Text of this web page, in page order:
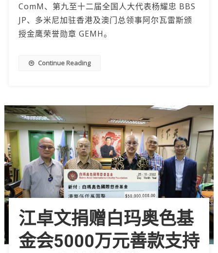
ComM、第九至十二届全国人大代表杨耀忠 BBS
JP、多米尼加驻香港及澳门总领事阿尔瓦雷斯颁
授金鹰荣誉勋章 GEMH。
Continue Reading
江卓文捐赠白玛奥色基
金会5000万元善款支持